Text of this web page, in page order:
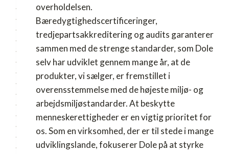
overholdelsen.
Bæredygtighedscertificeringer,
tredjepartsakkreditering og audits garanterer
sammen med de strenge standarder, som Dole
selv har udviklet gennem mange år, at de
produkter, vi sælger, er fremstillet i
overensstemmelse med de højeste miljø- og
arbejdsmiljøstandarder. At beskytte
menneskerettigheder er en vigtig prioritet for
os. Som en virksomhed, der er til stede i mange
udviklingslande, fokuserer Dole på at styrke